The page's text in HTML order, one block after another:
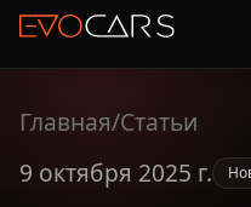
Главная/Статьи
9 октября 2025 г.